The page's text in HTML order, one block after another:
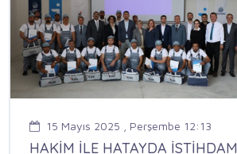
15 Mayıs 2025 , Perşembe 12:13
HAKİM İLE HATAYDA İSTİHDAM